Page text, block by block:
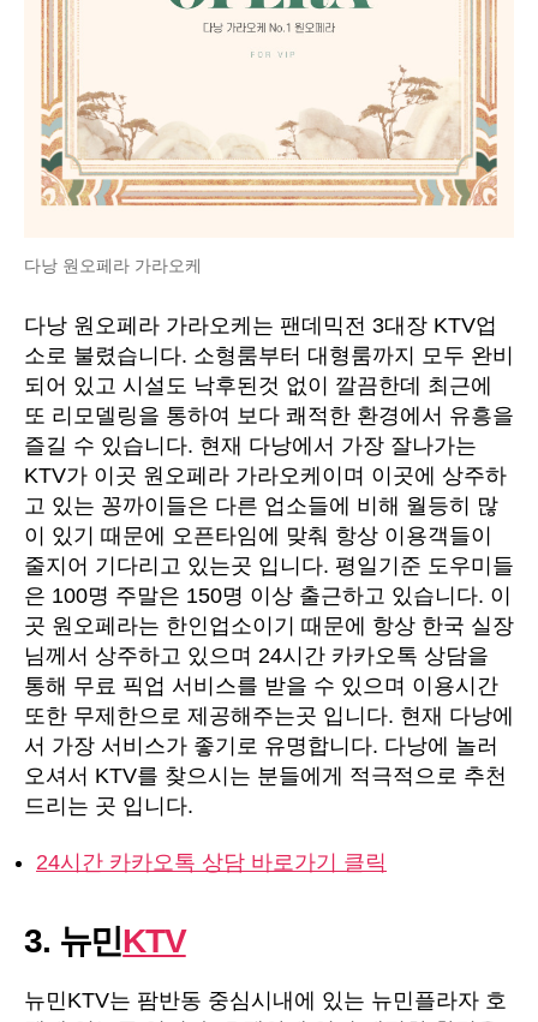
다낭 원오페라 가라오케
다낭 원오페라 가라오케는 팬데믹전 3대장 KTV업
소로 불렸습니다. 소형룸부터 대형룸까지 모두 완비
되어 있고 시설도 낙후된것 없이 깔끔한데 최근에
또 리모델링을 통하여 보다 쾌적한 환경에서 유흥을
즐길 수 있습니다. 현재 다낭에서 가장 잘나가는
KTV가 이곳 원오페라 가라오케이며 이곳에 상주하
고 있는 꽁까이들은 다른 업소들에 비해 월등히 많
이 있기 때문에 오픈타임에 맞춰 항상 이용객들이
줄지어 기다리고 있는곳 입니다. 평일기준 도우미들
은 100명 주말은 150명 이상 출근하고 있습니다. 이
곳 원오페라는 한인업소이기 때문에 항상 한국 실장
님께서 상주하고 있으며 24시간 카카오톡 상담을
통해 무료 픽업 서비스를 받을 수 있으며 이용시간
또한 무제한으로 제공해주는곳 입니다. 현재 다낭에
서 가장 서비스가 좋기로 유명합니다. 다낭에 놀러
오셔서 KTV를 찾으시는 분들에게 적극적으로 추천
드리는 곳 입니다.
24시간 카카오톡 상담 바로가기 클릭
3. 뉴민KTV
뉴민KTV는 팜반동 중심시내에 있는 뉴민플라자 호